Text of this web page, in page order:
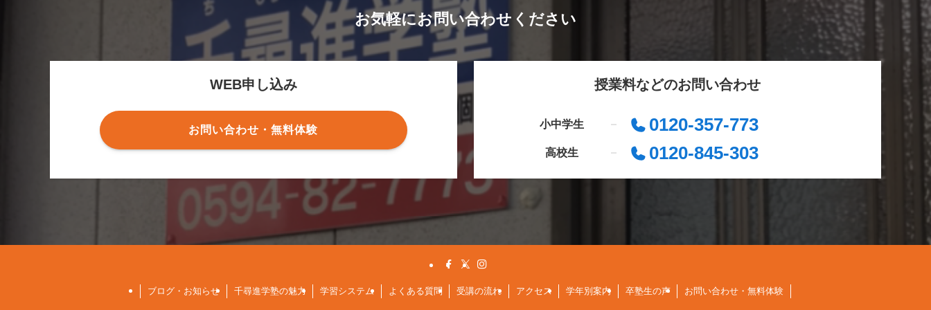
お気軽にお問い合わせください
WEB申し込み
お問い合わせ・無料体験
授業料などのお問い合わせ
小中学生 0120-357-773
高校生 0120-845-303
ブログ・お知らせ 千尋進学塾の魅力 学習システム よくある質問 受講の流れ アクセス 学年別案内 卒塾生の声 お問い合わせ・無料体験